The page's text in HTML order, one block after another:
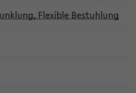
Flexible Bestuhlung